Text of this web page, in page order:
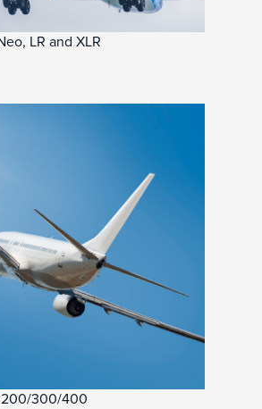
LR and XLR
200/300/400